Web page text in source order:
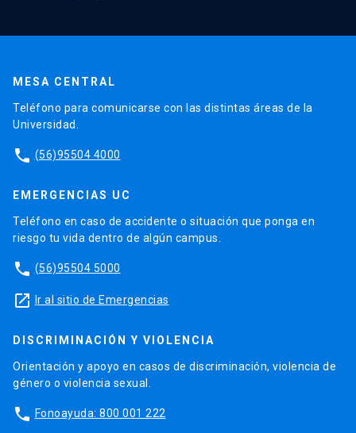
MESA CENTRAL
Teléfono para comunicarse con las distintas áreas de la
Universidad.
phone (56)95504 4000
EMERGENCIAS UC
Teléfono en caso de accidente o situación que ponga en
riesgo tu vida dentro de algún campus.
phone (56)95504 5000
launch Ir al sitio de Emergencias
DISCRIMINACIÓN Y VIOLENCIA
Orientación y apoyo en casos de discriminación, violencia de
género o violencia sexual.
phone Fonoayuda: 800 001 222